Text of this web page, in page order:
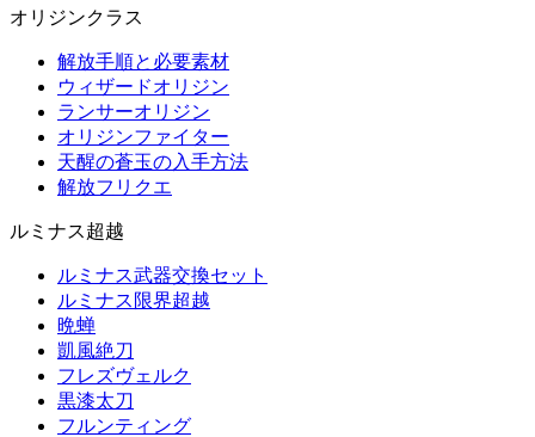
オリジンクラス
解放手順と必要素材
ウィザードオリジン
ランサーオリジン
オリジンファイター
天醒の蒼玉の入手方法
解放フリクエ
ルミナス超越
ルミナス武器交換セット
ルミナス限界超越
晩蝉
凱風絶刀
フレズヴェルク
黒漆太刀
フルンティング